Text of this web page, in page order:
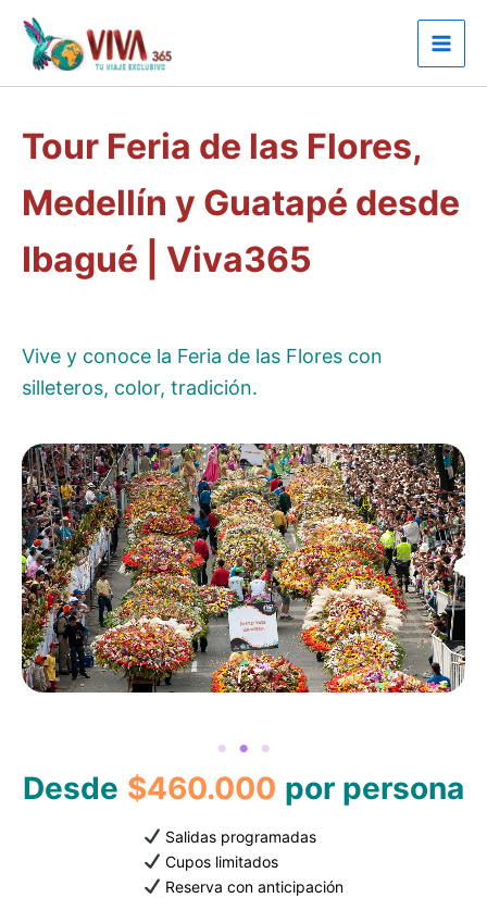
contenido
Tour Feria de las Flores,
Medellín y Guatapé desde
Ibagué | Viva365
Vive y conoce la Feria de las Flores con
silleteros, color, tradición.
Desde $460.000 por persona
Salidas programadas
Cupos limitados
Reserva con anticipación